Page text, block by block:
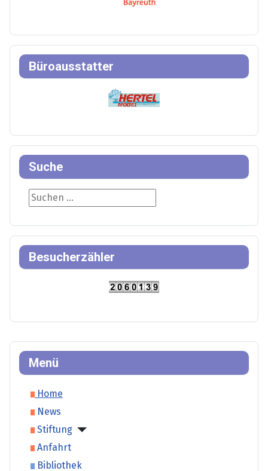
Menü
Home
News
Stiftung
Anfahrt
Bibliothek
Büroausstatter
Suche
Suche
Besucherzähler